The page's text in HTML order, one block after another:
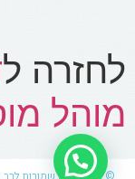
לחזרה ל
מוהל